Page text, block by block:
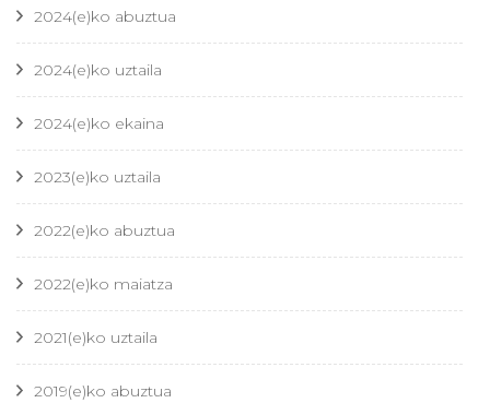
2024(e)ko abuztua
2024(e)ko uztaila
2024(e)ko ekaina
2023(e)ko uztaila
2022(e)ko abuztua
2022(e)ko maiatza
2021(e)ko uztaila
2019(e)ko abuztua